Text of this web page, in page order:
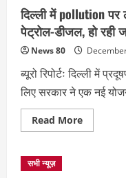
दिल्ली
सरकार
ऐलान,
पुराने
वाहनों
को
नहीं
मिलेगा
पेट्रोल…
दिल्ली में pollution पर
पेट्रोल-डीजल, हो रही
News 80
ब्यूरो रिपोर्टः दिल्ली में
लिए सरकार ने एक नई
Read MoreRead
more
सभी न्यूज़